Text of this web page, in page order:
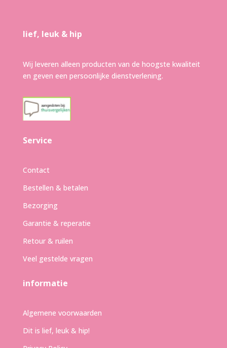
lief, leuk & hip
Wij leveren alleen producten van de hoogste kwaliteit
en geven een persoonlijke dienstverlening.
Service
Contact
Bestellen & betalen
Bezorging
Garantie & reperatie
Retour & ruilen
Veel gestelde vragen
informatie
Algemene voorwaarden
Dit is lief, leuk & hip!